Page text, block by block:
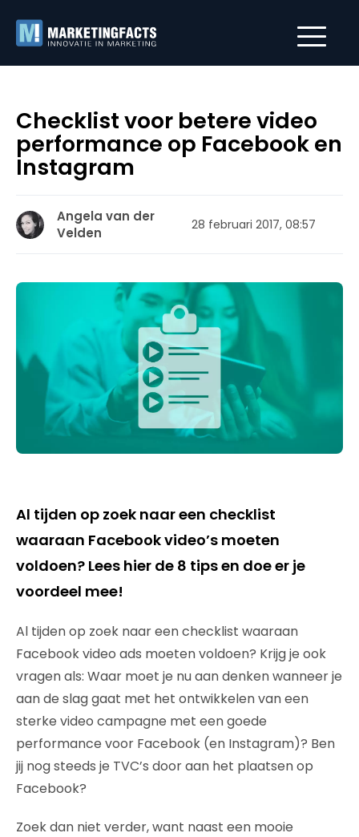
Checklist voor betere video
performance op Facebook en
Instagram
Angela van der
Velden
28 februari 2017, 08:57
Al tijden op zoek naar een checklist
waaraan Facebook video’s moeten
voldoen? Lees hier de 8 tips en doe er je
voordeel mee!
Al tijden op zoek naar een checklist waaraan
Facebook video ads moeten voldoen? Krijg je ook
vragen als: Waar moet je nu aan denken wanneer je
aan de slag gaat met het ontwikkelen van een
sterke video campagne met een goede
performance voor Facebook (en Instagram)? Ben
jij nog steeds je TVC’s door aan het plaatsen op
Facebook?
Zoek dan niet verder, want naast een mooie